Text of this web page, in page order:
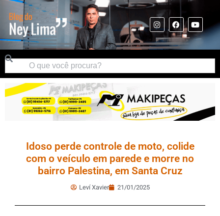
Idoso perde controle de moto, colide
com o veículo em parede e morre no
bairro Palestina, em Santa Cruz
Leví Xavier 21/01/2025